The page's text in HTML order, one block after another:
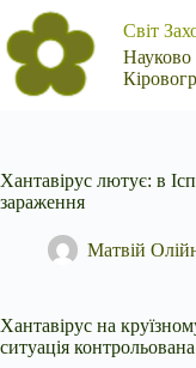
Перейти
до
вмісту
Світ
Хантавірус лютує: в
зараження
Матвій
Хантавірус на
ситуація контрольована